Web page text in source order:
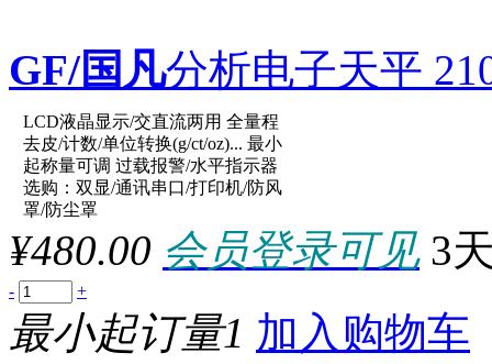
GF/国凡分析电子天平
原厂型号：XY2002C
参数：
LCD液晶显示/交直流两用 全量程
去皮/计数/单位转换(g/ct/oz)... 最小
起称量可调 过载报警/水平指示器
选购：双显/通讯串口/打印机/防风
罩/防尘罩
¥480.00 会员登录可见 3
- +
最小起订量1 加入购物车